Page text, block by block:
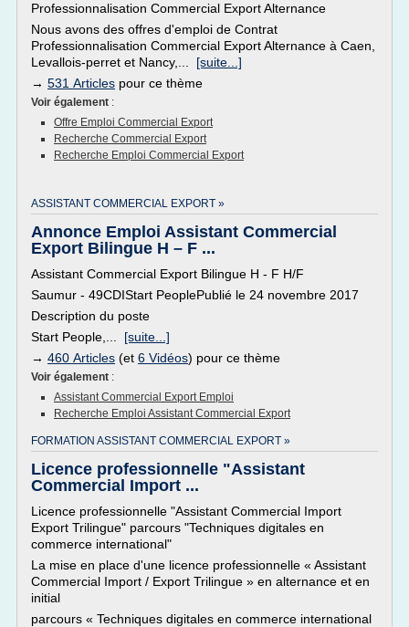
Professionnalisation Commercial Export Alternance
Nous avons des offres d'emploi de Contrat
Professionnalisation Commercial Export Alternance à Caen,
Levallois-perret et Nancy,... [suite...]
→ 531 Articles pour ce thème
Voir également :
Offre Emploi Commercial Export
Recherche Commercial Export
Recherche Emploi Commercial Export
ASSISTANT COMMERCIAL EXPORT »
Annonce Emploi Assistant Commercial
Export Bilingue H – F ...
Assistant Commercial Export Bilingue H - F H/F
Saumur - 49CDIStart PeoplePublié le 24 novembre 2017
Description du poste
Start People,... [suite...]
→ 460 Articles (et 6 Vidéos) pour ce thème
Voir également :
Assistant Commercial Export Emploi
Recherche Emploi Assistant Commercial Export
FORMATION ASSISTANT COMMERCIAL EXPORT »
Licence professionnelle "Assistant
Commercial Import ...
Licence professionnelle "Assistant Commercial Import
Export Trilingue" parcours "Techniques digitales en
commerce international"
La mise en place d'une licence professionnelle « Assistant
Commercial Import / Export Trilingue » en alternance et en
initial
parcours « Techniques digitales en commerce international